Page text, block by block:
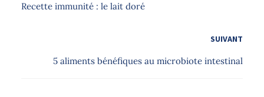
Recette immunité : le lait doré
SUIVANT
5 aliments bénéfiques au microbiote intestinal